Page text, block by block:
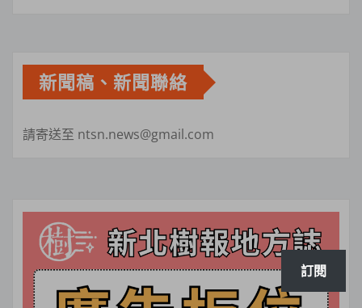
新聞稿、新聞聯絡
請寄送至 ntsn.news@gmail.com
訂閱